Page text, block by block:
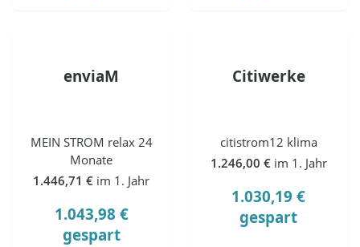
enviaM
MEIN STROM relax 24
Monate
1.446,71 € im 1. Jahr
1.043,98 €
gespart
Citiwerke
citistrom12 klima
1.246,00 € im 1. Jahr
1.030,19 €
gespart